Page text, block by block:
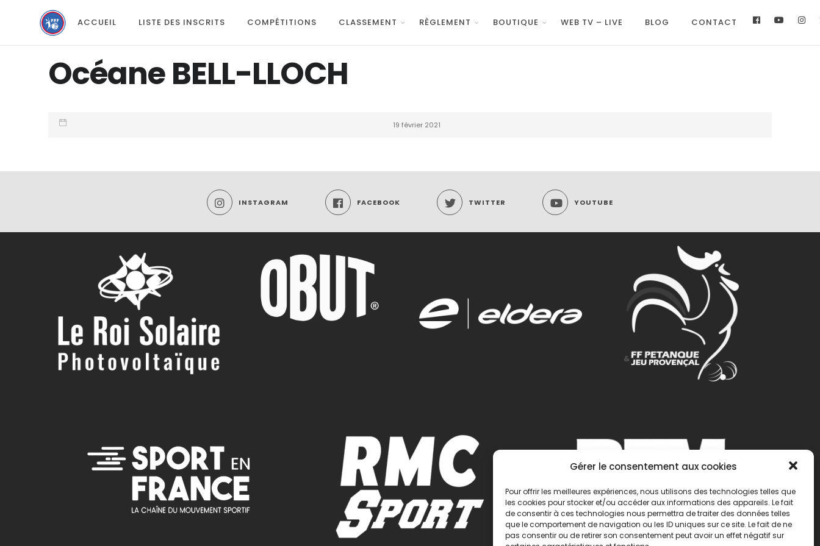
Gérer le consentement aux cookies
Pour offrir les meilleures expériences, nous utilisons des technologies telles que
les cookies pour stocker et/ou accéder aux informations des appareils. Le fait
de consentir à ces technologies nous permettra de traiter des données telles
que le comportement de navigation ou les ID uniques sur ce site. Le fait de ne
pas consentir ou de retirer son consentement peut avoir un effet négatif sur
ACCUEIL LISTE DES INSCRITS COMPÉTITIONS CLASSEMENT RÈGLEMENT BOUTIQUE WEB TV – LIVE BLOG CONTACT
Océane BELL-LLOCH
19 février 2021
INSTAGRAM FACEBOOK TWITTER YOUTUBE